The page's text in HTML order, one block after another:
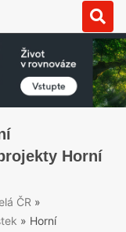
Horní
ČR »
» Horní